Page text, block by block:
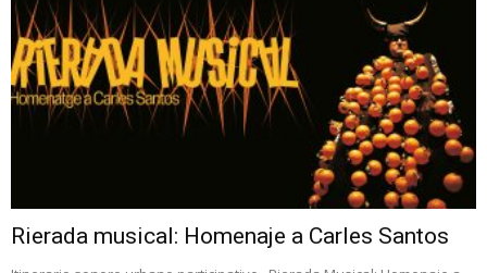
Rierada musical: Homenaje a Carles Santos